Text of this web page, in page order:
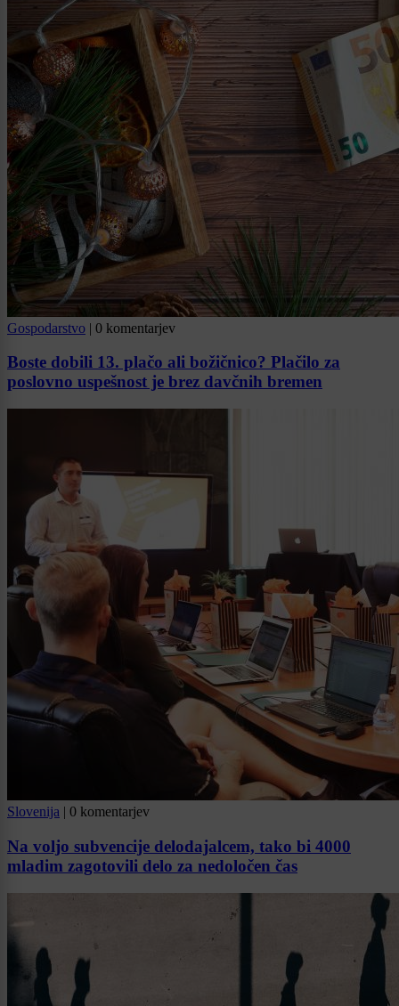
Gospodarstvo | 0 komentarjev
Boste dobili 13. plačo ali božičnico? Plačilo za
poslovno uspešnost je brez davčnih bremen
Slovenija | 0 komentarjev
Na voljo subvencije delodajalcem, tako bi 4000
mladim zagotovili delo za nedoločen čas